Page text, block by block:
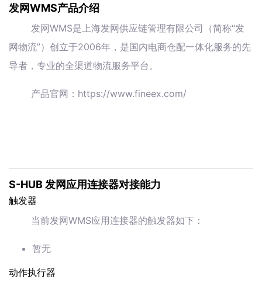
发网WMS产品介绍
发网WMS是上海发网供应链管理有限公司（简称“发
网物流”）创立于2006年，是国内电商仓配一体化服务的先
导者，专业的全渠道物流服务平台。
产品官网：https://www.fineex.com/
S-HUB 发网应用连接器对接能力
触发器
当前发网WMS应用连接器的触发器如下：
暂无
动作执行器